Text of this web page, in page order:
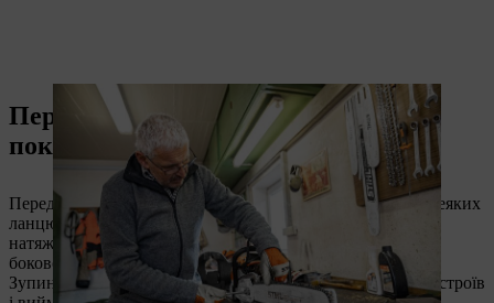
Переднє затягування ланцюга –
покрокова інструкція
Передній затискний пристрій встановлюється лише на деяких
ланцюгових пилках STIHL. За винятком положення
натяжного пристрою, процедура ідентична процедурі
бокового затягування ланцюга.
Зупиніть двигун. Вийміть акумулятор з бездротових пристроїв